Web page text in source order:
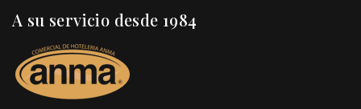
A su servicio desde 1984